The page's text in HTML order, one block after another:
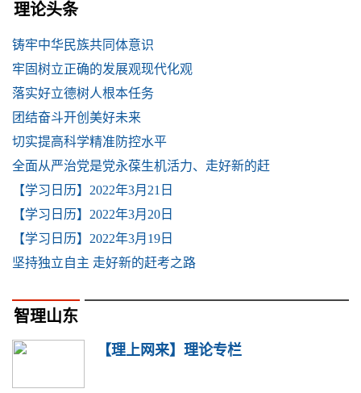
理论头条
铸牢中华民族共同体意识
牢固树立正确的发展观现代化观
落实好立德树人根本任务
团结奋斗开创美好未来
切实提高科学精准防控水平
全面从严治党是党永葆生机活力、走好新的赶
【学习日历】2022年3月21日
【学习日历】2022年3月20日
【学习日历】2022年3月19日
坚持独立自主 走好新的赶考之路
智理山东
【理上网来】理论专栏